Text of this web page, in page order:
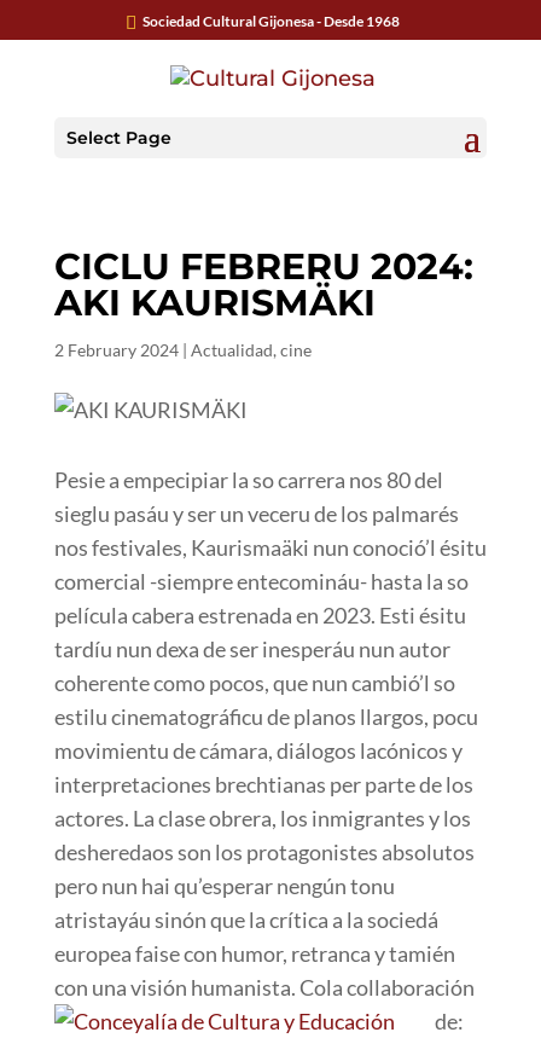
Sociedad Cultural Gijonesa - Desde 1968
Select Page
CICLU FEBRERU 2024:
AKI KAURISMÄKI
2 February 2024| Actualidad, cine
Pesie a empecipiar la so carrera nos 80 del
sieglu pasáu y ser un veceru de los palmarés
nos festivales, Kaurismaäki nun conoció’l ésitu
comercial -siempre entecomináu- hasta la so
película cabera estrenada en 2023. Esti ésitu
tardíu nun dexa de ser inesperáu nun autor
coherente como pocos, que nun cambió’l so
estilu cinematográficu de planos llargos, pocu
movimientu de cámara, diálogos lacónicos y
interpretaciones brechtianas per parte de los
actores. La clase obrera, los inmigrantes y los
desheredaos son los protagonistes absolutos
pero nun hai qu’esperar nengún tonu
atristayáu sinón que la crítica a la sociedá
europea faise con humor, retranca y tamién
con una visión humanista. Cola collaboración
de: